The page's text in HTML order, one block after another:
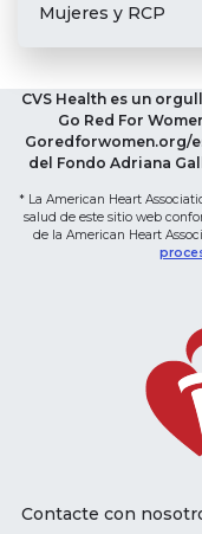
Mujeres y RCP
CVS Health es un
Go Red For
Goredforwomen.org/
del Fondo Adriana
* La American Heart
salud de este sitio web
de la American Heart
Contacte con